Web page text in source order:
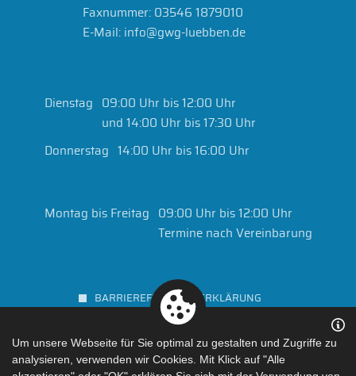
Faxnummer: 03546 1879010
E-Mail: info@gwg-luebben.de
Dienstag
09:00 Uhr bis 12:00 Uhr
und 14:00 Uhr bis 17:30 Uhr
Donnerstag 14:00 Uhr bis 16:00 Uhr
Montag bis Freitag
09:00 Uhr bis 12:00 Uhr
Termine nach Vereinbarung
BARRIEREFREIHEITSERKLÄRUNG
DATENSCHUTZ
IMPRESSUM
Um unsere Webseite für Sie optimal zu gestalten und Zugriffe zu
analysieren, verwenden wir Cookies. Mit Klick auf "Alle